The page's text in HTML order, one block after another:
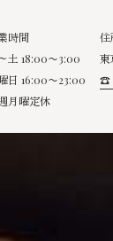
時間
土 18:00〜3:00
日 16:00〜23:00
月曜定休
住
東
☎